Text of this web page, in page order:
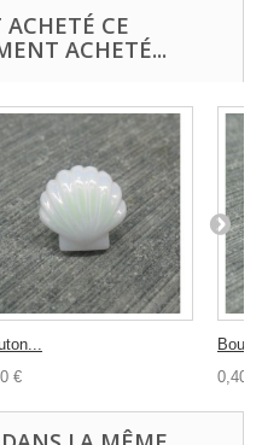
CE
ACHETÉ...
€
0,40 €